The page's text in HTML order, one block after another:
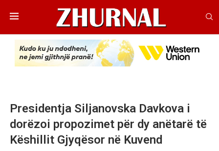
Presidentja Siljanovska Davkova i
dorëzoi propozimet për dy anëtarë të
Këshillit Gjyqësor në Kuvend